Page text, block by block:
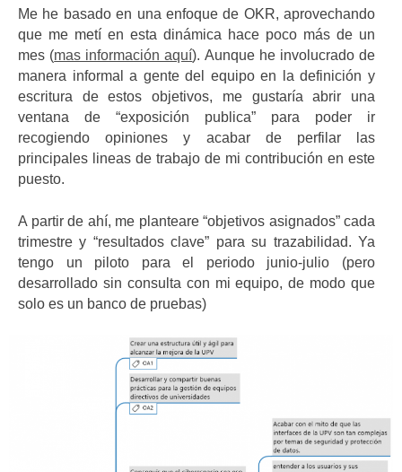
Me he basado en una enfoque de OKR, aprovechando
que me metí en esta dinámica hace poco más de un
mes (mas información aquí). Aunque he involucrado de
manera informal a gente del equipo en la definición y
escritura de estos objetivos, me gustaría abrir una
ventana de “exposición publica” para poder ir
recogiendo opiniones y acabar de perfilar las
principales lineas de trabajo de mi contribución en este
puesto.
A partir de ahí, me planteare “objetivos asignados” cada
trimestre y “resultados clave” para su trazabilidad. Ya
tengo un piloto para el periodo junio-julio (pero
desarrollado sin consulta con mi equipo, de modo que
solo es un banco de pruebas)